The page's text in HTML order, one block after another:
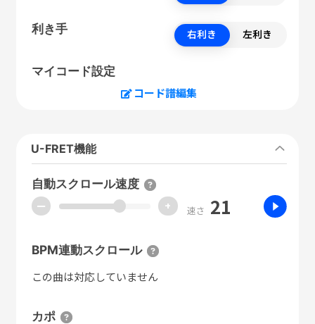
利き手 右利き 左利き
マイコード設定
コード譜編集
U-FRET機能
自動スクロール速度
ー + 速さ 21
BPM連動スクロール
この曲は対応していません
カポ